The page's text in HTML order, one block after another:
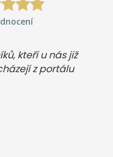
kteří u nás již
z portálu